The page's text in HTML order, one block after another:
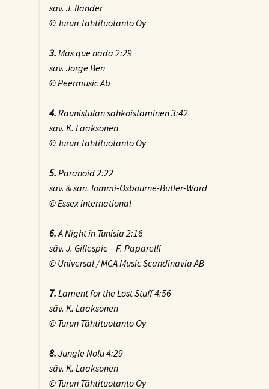
säv. J. Ilander
© Turun Tähtituotanto Oy
3. Mas que nada 2:29
säv. Jorge Ben
© Peermusic Ab
4. Raunistulan sähköistäminen3:42
säv. K. Laaksonen
© Turun Tähtituotanto Oy
5. Paranoid2:22
säv. & san. Iommi-Osbourne-Butler-Ward
© Essex international
6.A Night in Tunisia 2:16
säv. J. Gillespie – F. Paparelli
© Universal / MCA Music Scandinavia AB
7. Lament for the Lost Stuff4:56
säv. K. Laaksonen
© Turun Tähtituotanto Oy
8. Jungle Nolu4:29
säv. K. Laaksonen
© Turun Tähtituotanto Oy